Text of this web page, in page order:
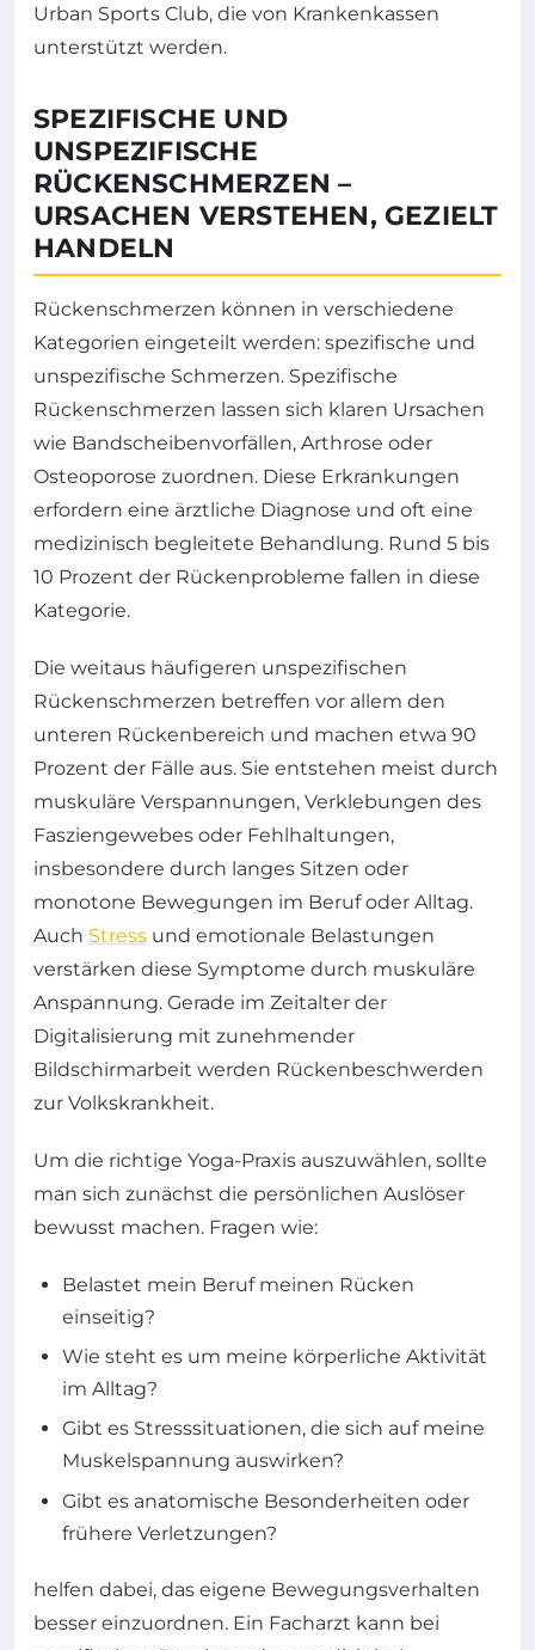
Urban Sports Club, die von Krankenkassen
unterstützt werden.
SPEZIFISCHE UND
UNSPEZIFISCHE
RÜCKENSCHMERZEN –
URSACHEN VERSTEHEN, GEZIELT
HANDELN
Rückenschmerzen können in verschiedene
Kategorien eingeteilt werden: spezifische und
unspezifische Schmerzen. Spezifische
Rückenschmerzen lassen sich klaren Ursachen
wie Bandscheibenvorfällen, Arthrose oder
Osteoporose zuordnen. Diese Erkrankungen
erfordern eine ärztliche Diagnose und oft eine
medizinisch begleitete Behandlung. Rund 5 bis
10 Prozent der Rückenprobleme fallen in diese
Kategorie.
Die weitaus häufigeren unspezifischen
Rückenschmerzen betreffen vor allem den
unteren Rückenbereich und machen etwa 90
Prozent der Fälle aus. Sie entstehen meist durch
muskuläre Verspannungen, Verklebungen des
Fasziengewebes oder Fehlhaltungen,
insbesondere durch langes Sitzen oder
monotone Bewegungen im Beruf oder Alltag.
Auch Stress und emotionale Belastungen
verstärken diese Symptome durch muskuläre
Anspannung. Gerade im Zeitalter der
Digitalisierung mit zunehmender
Bildschirmarbeit werden Rückenbeschwerden
zur Volkskrankheit.
Um die richtige Yoga-Praxis auszuwählen, sollte
man sich zunächst die persönlichen Auslöser
bewusst machen. Fragen wie:
Belastet mein Beruf meinen Rücken
einseitig?
Wie steht es um meine körperliche Aktivität
im Alltag?
Gibt es Stresssituationen, die sich auf meine
Muskelspannung auswirken?
Gibt es anatomische Besonderheiten oder
frühere Verletzungen?
helfen dabei, das eigene Bewegungsverhalten
besser einzuordnen. Ein Facharzt kann bei